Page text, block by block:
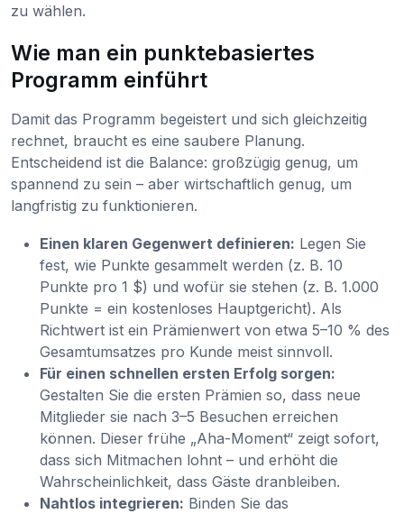
zu wählen.
Wie man ein punktebasiertes
Programm einführt
Damit das Programm begeistert und sich gleichzeitig
rechnet, braucht es eine saubere Planung.
Entscheidend ist die Balance: großzügig genug, um
spannend zu sein – aber wirtschaftlich genug, um
langfristig zu funktionieren.
Einen klaren Gegenwert definieren: Legen Sie
fest, wie Punkte gesammelt werden (z. B. 10
Punkte pro 1 $) und wofür sie stehen (z. B. 1.000
Punkte = ein kostenloses Hauptgericht). Als
Richtwert ist ein Prämienwert von etwa 5–10 % des
Gesamtumsatzes pro Kunde meist sinnvoll.
Für einen schnellen ersten Erfolg sorgen:
Gestalten Sie die ersten Prämien so, dass neue
Mitglieder sie nach 3–5 Besuchen erreichen
können. Dieser frühe „Aha-Moment“ zeigt sofort,
dass sich Mitmachen lohnt – und erhöht die
Wahrscheinlichkeit, dass Gäste dranbleiben.
Nahtlos integrieren: Binden Sie das